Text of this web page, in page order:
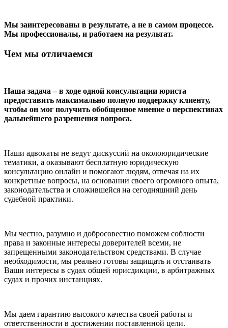
Мы заинтересованы в результате, а не в самом процессе.
Мы профессионалы, и работаем на результат.
Чем мы отличаемся
Наша задача – в ходе одной консультации юриста
предоставить максимально полную поддержку клиенту,
чтобы он мог получить обобщенное мнение о перспективах
дальнейшего разрешения вопроса.
Наши адвокаты не ведут дискуссий на околоюридические
тематики, а оказывают бесплатную юридическую
консультацию онлайн и помогают людям, отвечая на их
конкретные вопросы, на основании своего огромного опыта,
законодательства и сложившейся на сегодняшний день
судебной практики.
Мы честно, разумно и добросовестно поможем соблюсти
права и законные интересы доверителей всеми, не
запрещенными законодательством средствами. В случае
необходимости, мы реально готовы защищать и отстаивать
Ваши интересы в судах общей юрисдикции, в арбитражных
судах и прочих инстанциях.
Мы даем гарантию высокого качества своей работы и
ответственности в достижении поставленной цели.